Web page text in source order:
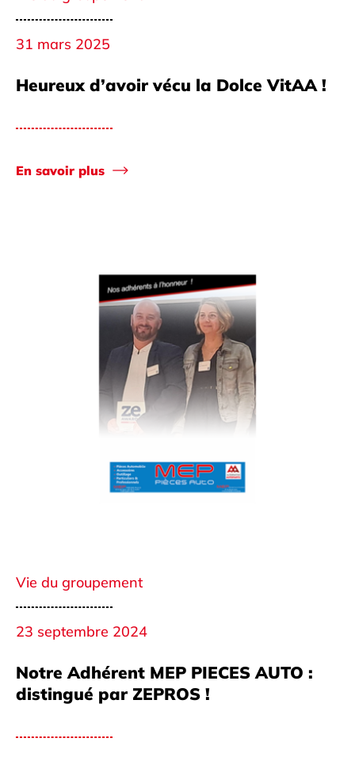
31 mars 2025
Heureux d’avoir vécu la Dolce VitAA !
En savoir plus
Vie du groupement
23 septembre 2024
Notre Adhérent MEP PIECES AUTO :
distingué par ZEPROS !